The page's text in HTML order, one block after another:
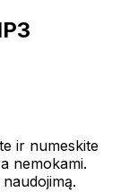
ir numeskite
nemokami.